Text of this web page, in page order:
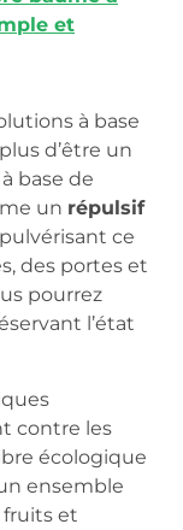
et
à base
d’être un
base de
un répulsif
ce
des portes et
pourrez
l’état
contre les
écologique
ensemble
fruits et